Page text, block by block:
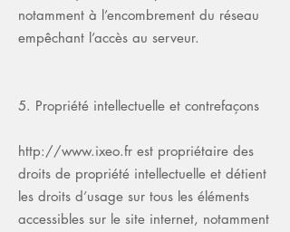
notamment à l’encombrement du réseau
empêchant l’accès au serveur.
5. Propriété intellectuelle et contrefaçons
http://www.ixeo.fr est propriétaire des
droits de propriété intellectuelle et détient
les droits d’usage sur tous les éléments
accessibles sur le site internet, notamment